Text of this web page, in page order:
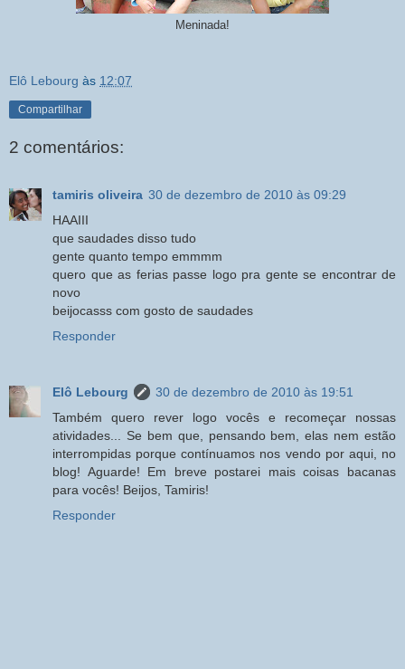
Meninada!
Elô Lebourg às 12:07
Compartilhar
2 comentários:
tamiris oliveira 30 de dezembro de 2010 às 09:29
HAAIII
que saudades disso tudo
gente quanto tempo emmmm
quero que as ferias passe logo pra gente se encontrar de
novo
beijocasss com gosto de saudades
Responder
Elô Lebourg
30 de dezembro de 2010 às 19:51
Também quero rever logo vocês e recomeçar nossas
atividades... Se bem que, pensando bem, elas nem estão
interrompidas porque contínuamos nos vendo por aqui, no
blog! Aguarde! Em breve postarei mais coisas bacanas
para vocês! Beijos, Tamiris!
Responder